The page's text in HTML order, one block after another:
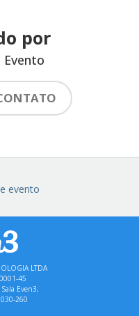
por
Evento
evento
LTDA
45
Even3,
260